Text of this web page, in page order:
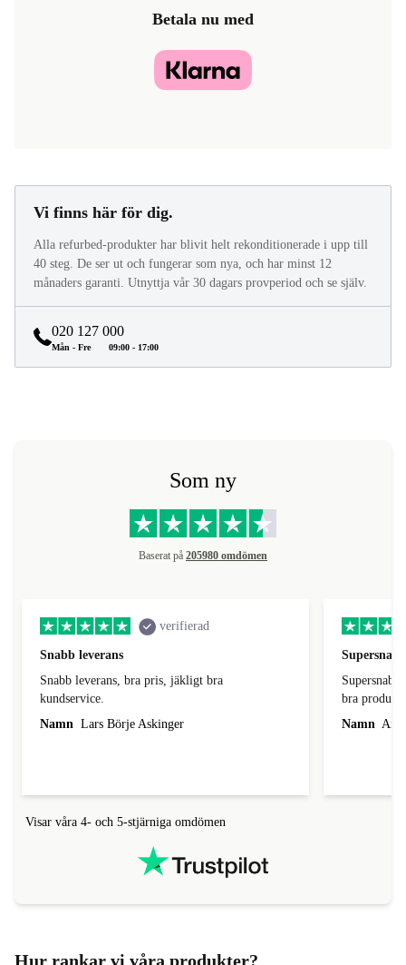
Betala nu med
Vi finns här för dig.
Alla refurbed-produkter har blivit helt rekonditionerade i upp till
40 steg. De ser ut och fungerar som nya, och har minst 12
månaders garanti. Utnyttja vår 30 dagars provperiod och se själv.
020 127 000
Mån - Fre 09:00 - 17:00
Som ny
Baserat på 205980 omdömen
verifierad
Snabb leverans
Snabb leverans, bra pris, jäkligt bra
kundservice.
Namn Lars Börje Askinger
Supersnabb leverans,
bra produkt
Namn
Visar våra 4- och 5-stjärniga omdömen
Hur rankar vi våra produkter?